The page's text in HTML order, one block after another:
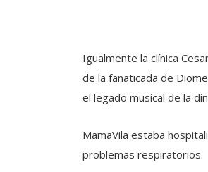
Igualmente la clínica
de la fanaticada de
el legado musical de la
MamaVila estaba
problemas respiratorios.